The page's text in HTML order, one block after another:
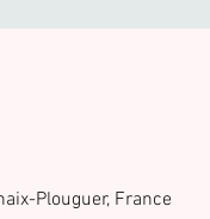
Plouguer, France